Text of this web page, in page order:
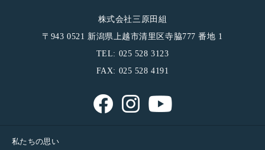
株式会社三原田組
〒943 0521 新潟県上越市清里区寺脇777 番地 1
TEL: 025 528 3123
FAX: 025 528 4191
私たちの思い